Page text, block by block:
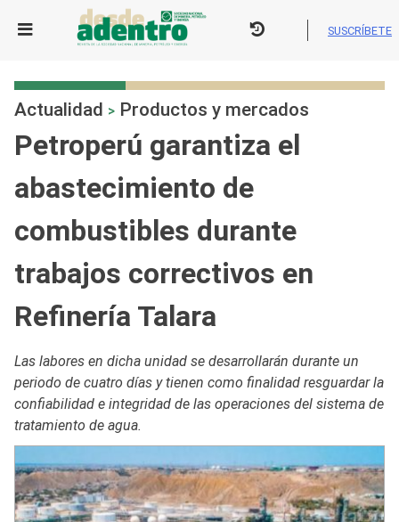
SUSCRÍBETE
Actualidad > Productos y mercados
Petroperú garantiza el
abastecimiento de
combustibles durante
trabajos correctivos en
Refinería Talara
Las labores en dicha unidad se desarrollarán durante un
periodo de cuatro días y tienen como finalidad resguardar la
confiabilidad e integridad de las operaciones del sistema de
tratamiento de agua.